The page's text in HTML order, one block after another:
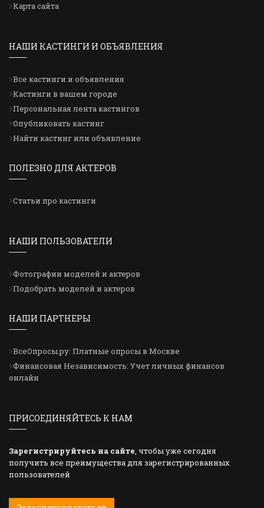
Карта сайта
НАШИ КАСТИНГИ И ОБЪЯВЛЕНИЯ
Все кастинги и объявления
Кастинги в вашем городе
Персональная лента кастингов
Опубликовать кастинг
Найти кастинг или объявление
ПОЛЕЗНО ДЛЯ АКТЕРОВ
Статьи про кастинги
НАШИ ПОЛЬЗОВАТЕЛИ
Фотографии моделей и актеров
Подобрать моделей и актеров
НАШИ ПАРТНЕРЫ
ВсеОпросы.ру: Платные опросы в Москве
Финансовая Независимость: Учет личных финансов
онлайн
ПРИСОЕДИНЯЙТЕСЬ К НАМ
Зарегистрируйтесь на сайте, чтобы уже сегодня
получить все преимущества для зарегистрированных
пользователей